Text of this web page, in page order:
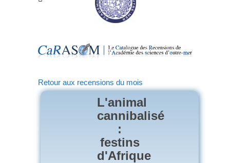
Retour aux recensions du mois
L'animal
cannibalisé
:
festins
d'Afrique